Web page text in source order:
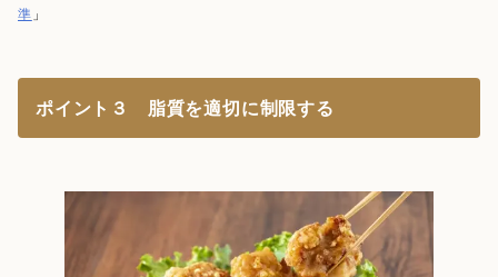
準 」
ポイント３ 脂質を適切に制限する